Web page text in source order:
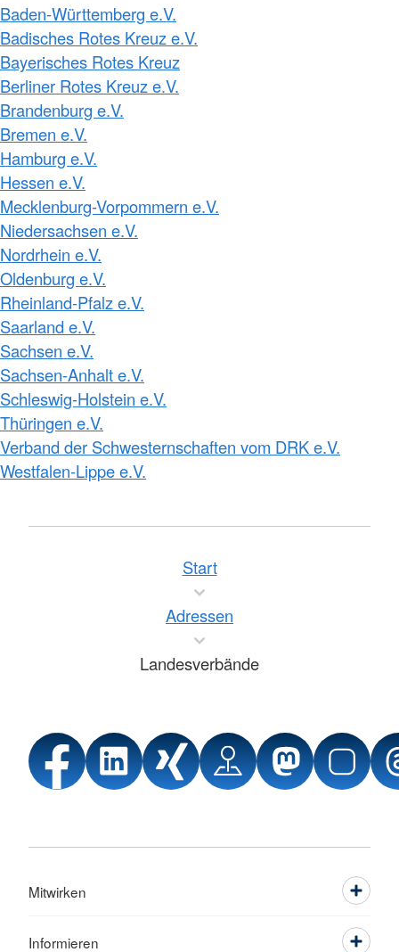
Baden-Württemberg e.V.
Badisches Rotes Kreuz e.V.
Bayerisches Rotes Kreuz
Berliner Rotes Kreuz e.V.
Brandenburg e.V.
Bremen e.V.
Hamburg e.V.
Hessen e.V.
Mecklenburg-Vorpommern e.V.
Niedersachsen e.V.
Nordrhein e.V.
Oldenburg e.V.
Rheinland-Pfalz e.V.
Saarland e.V.
Sachsen e.V.
Sachsen-Anhalt e.V.
Schleswig-Holstein e.V.
Thüringen e.V.
Verband der Schwesternschaften vom DRK e.V.
Westfalen-Lippe e.V.
Start
Adressen
Landesverbände
Mitwirken
Informieren